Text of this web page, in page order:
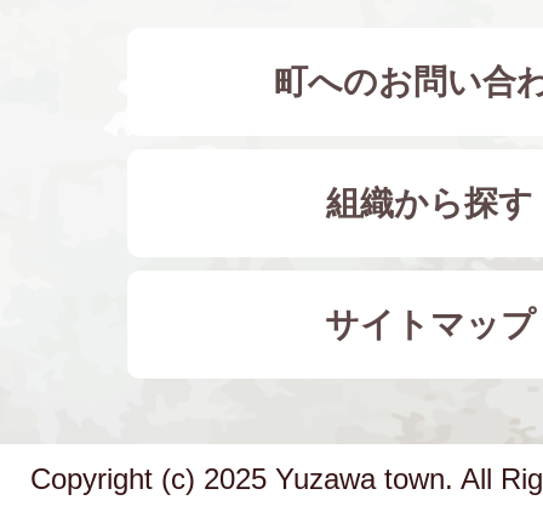
町へのお問い合
組織から探す
サイトマップ
Copyright (c) 2025 Yuzawa town. All